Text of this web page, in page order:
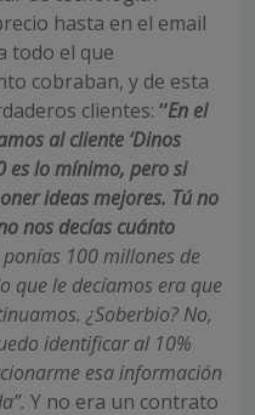
hasta en el email
todo el que
cobraban, y de esta
clientes: “En el
al cliente ‘Dinos
es lo mínimo, pero si
ideas mejores. Tú no
nos decías cuánto
100 millones de
que le decíamos era que
¿Soberbio? No,
identificar al 10%
esa información
Y no era un contrato